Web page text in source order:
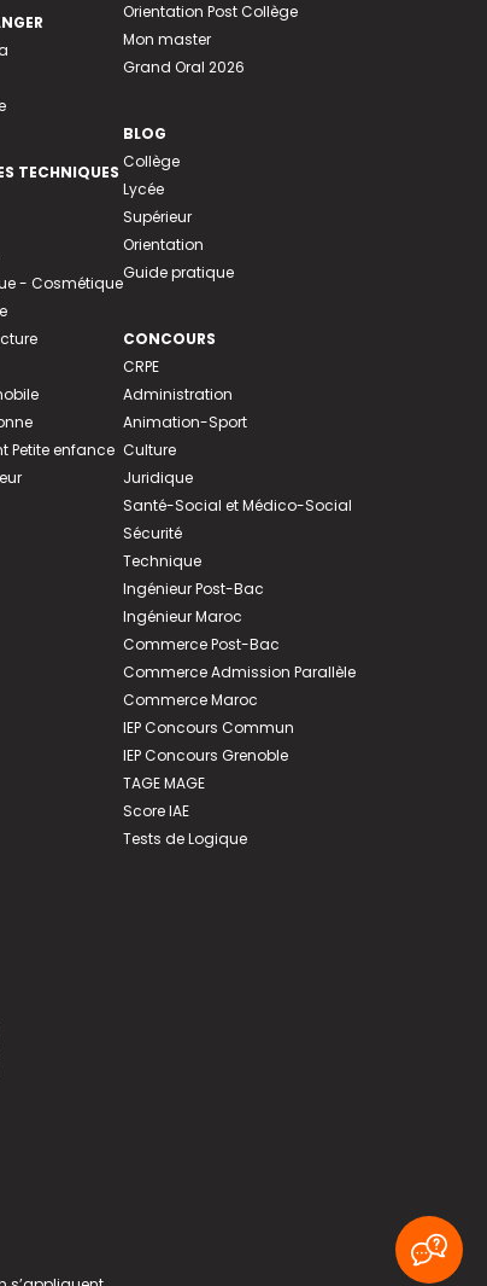
TECHNIQUES
- Cosmétique
Petite enfance
Orientation Post Collège
Mon master
Grand Oral 2026
BLOG
Collège
Lycée
Supérieur
Orientation
Guide pratique
CONCOURS
CRPE
Administration
Animation-Sport
Culture
Juridique
Santé-Social et Médico-Social
Sécurité
Technique
Ingénieur Post-Bac
Ingénieur Maroc
Commerce Post-Bac
Commerce Admission Parallèle
Commerce Maroc
IEP Concours Commun
IEP Concours Grenoble
TAGE MAGE
Score IAE
Tests de Logique